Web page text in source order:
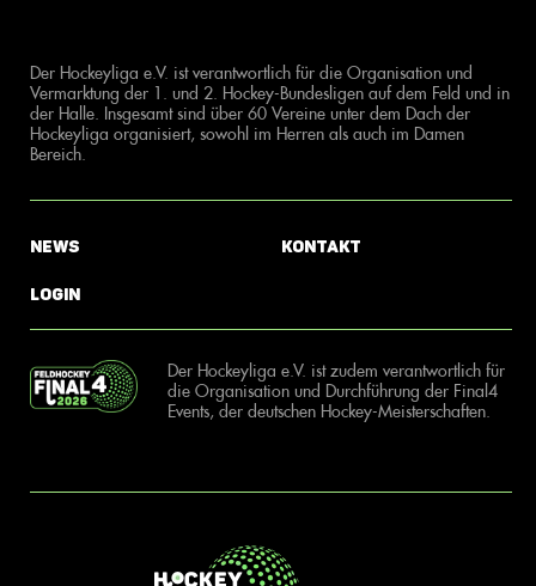
Der Hockeyliga e.V. ist verantwortlich für die Organisation und
Vermarktung der 1. und 2. Hockey-Bundesligen auf dem Feld und in
der Halle. Insgesamt sind über 60 Vereine unter dem Dach der
Hockeyliga organisiert, sowohl im Herren als auch im Damen
Bereich.
News
Login
Kontakt
Der Hockeyliga e.V. ist zudem verantwortlich für
die Organisation und Durchführung der Final4
Events, der deutschen Hockey-Meisterschaften.